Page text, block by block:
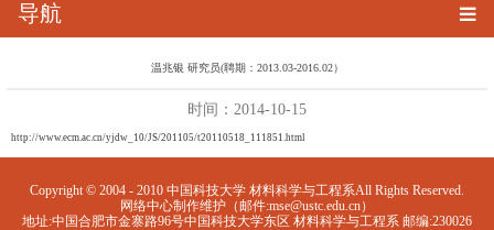
导航
温兆银 研究员(聘期：2013.03-2016.02）
时间：2014-10-15
http://www.ecm.ac.cn/yjdw_10/JS/201105/t20110518_111851.html
Copyright © 2004 - 2010 中国科技大学 材料科学与工程系All Rights Reserved.
网络中心制作维护（邮件:mse@ustc.edu.cn）
地址:中国合肥市金寨路96号中国科技大学东区 材料科学与工程系 邮编:230026